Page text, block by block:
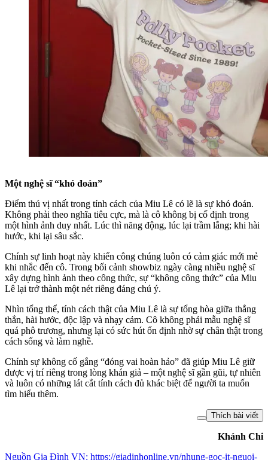
Một nghệ sĩ “khó đoán”
Điểm thú vị nhất trong tính cách của Miu Lê có lẽ là sự khó đoán.
Không phải theo nghĩa tiêu cực, mà là cô không bị cố định trong
một hình ảnh duy nhất. Lúc thì năng động, lúc lại trầm lắng; khi hài
hước, khi lại sâu sắc.
Chính sự linh hoạt này khiến công chúng luôn có cảm giác mới mẻ
khi nhắc đến cô. Trong bối cảnh showbiz ngày càng nhiều nghệ sĩ
xây dựng hình ảnh theo công thức, sự “không công thức” của Miu
Lê lại trở thành một nét riêng đáng chú ý.
Nhìn tổng thể, tính cách thật của Miu Lê là sự tổng hòa giữa thẳng
thắn, hài hước, độc lập và nhạy cảm. Cô không phải mẫu nghệ sĩ
quá phô trương, nhưng lại có sức hút ổn định nhờ sự chân thật trong
cách sống và làm nghề.
Chính sự không cố gắng “đóng vai hoàn hảo” đã giúp Miu Lê giữ
được vị trí riêng trong lòng khán giả – một nghệ sĩ gần gũi, tự nhiên
và luôn có những lát cắt tính cách đủ khác biệt để người ta muốn
tìm hiểu thêm.
Thích bài viết
Khánh Chi
Nguồn Gia Đình VN: https://giadinhonline.vn/nhung-goc-it-nguoi-